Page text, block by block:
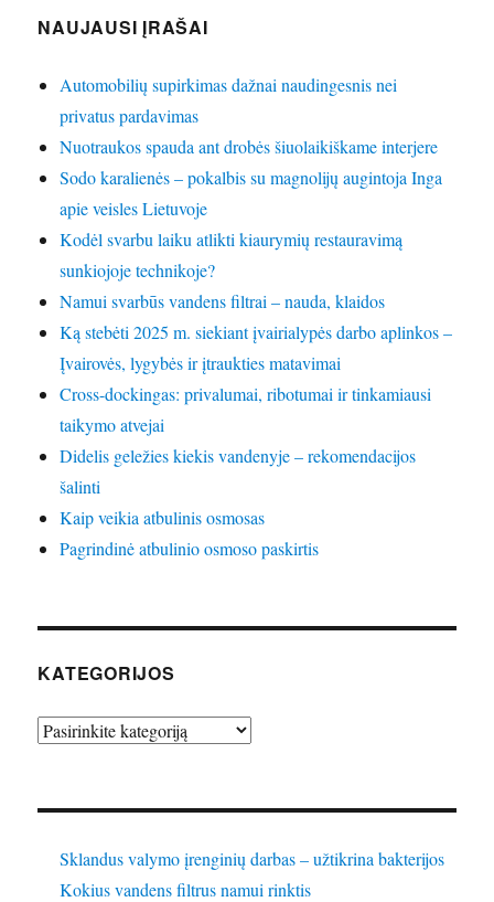
NAUJAUSI ĮRAŠAI
Automobilių supirkimas dažnai naudingesnis nei
privatus pardavimas
Nuotraukos spauda ant drobės šiuolaikiškame interjere
Sodo karalienės – pokalbis su magnolijų augintoja Inga
apie veisles Lietuvoje
Kodėl svarbu laiku atlikti kiaurymių restauravimą
sunkiojoje technikoje?
Namui svarbūs vandens filtrai – nauda, klaidos
Ką stebėti 2025 m. siekiant įvairialypės darbo aplinkos –
Įvairovės, lygybės ir įtraukties matavimai
Cross-dockingas: privalumai, ribotumai ir tinkamiausi
taikymo atvejai
Didelis geležies kiekis vandenyje – rekomendacijos
šalinti
Kaip veikia atbulinis osmosas
Pagrindinė atbulinio osmoso paskirtis
KATEGORIJOS
Kategorijos
Sklandus valymo įrenginių darbas – užtikrina bakterijos
Kokius vandens filtrus namui rinktis